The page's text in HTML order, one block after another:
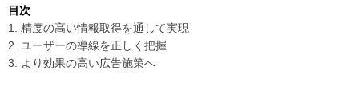
目次
1. 精度の高い情報取得を通して実現
2. ユーザーの導線を正しく把握
3. より効果の高い広告施策へ